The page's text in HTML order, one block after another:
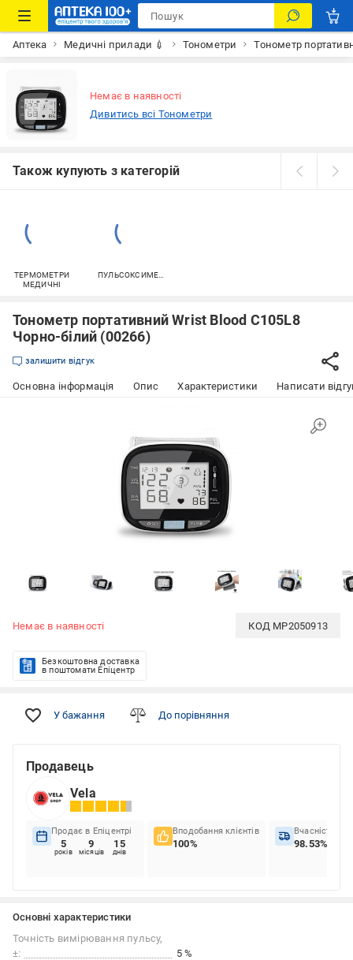
Аптека Медичні прилади 💉 Тонометри Тонометр
Немає в наявності
Дивитись всі Тонометри
Також купують з категорій
ТЕРМОМЕТРИ
МЕДИЧНІ
Тонометр портативний Wrist Blood C105L8
Чорно-білий (00266)
залишити відгук
Основна інформація Опис Характеристики Написати
Немає в наявності КОД MP2050913
Безкоштовна доставка
в поштомати Епіцентр
У бажання До порівняння
Продавець
Vela
Продає в Епіцентрі
5
років
9
місяців
15
днів
Вподобання клієнтів
100%
Вчасність
98.53%
Основні характеристики
Точність вимірювання пульсу,
±:
5 %